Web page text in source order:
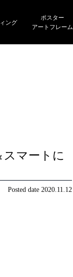
ング
ポスター
アートフレーム
マートに
Posted date 2020.11.12